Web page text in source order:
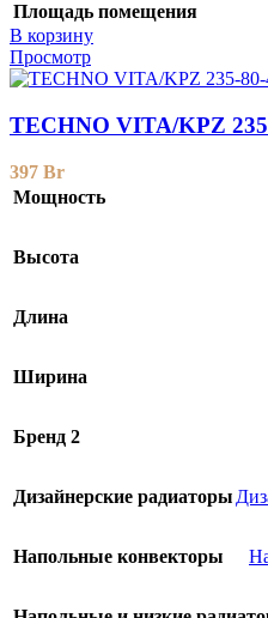
Площадь помещения
В корзину
Просмотр
TECHNO VITA/KPZ
397 Br
Мощность
Высота
Длина
Ширина
Бренд 2
Дизайнерские радиаторы
Напольные конвекторы